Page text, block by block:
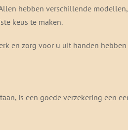
hebben verschillende
keus te maken.
en zorg voor u uit handen
is een goede verzekering een